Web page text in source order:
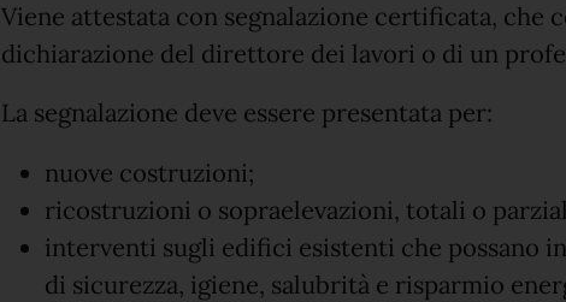
Viene attestata con segnalazione certificata, che
dichiarazione del direttore dei lavori o di un
La segnalazione deve essere presentata per:
nuove costruzioni;
ricostruzioni o sopraelevazioni, totali o
interventi sugli edifici esistenti che possano
di sicurezza, igiene, salubrità e risparmio